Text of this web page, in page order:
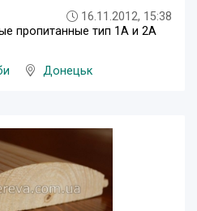
16.11.2012, 15:38
пропитанные тип 1А и 2А
Донецьк